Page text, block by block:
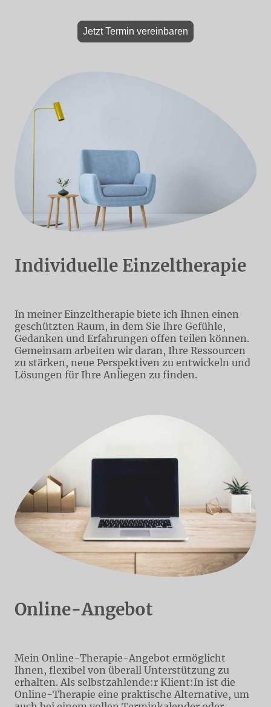
Jetzt Termin vereinbaren
Individuelle Einzeltherapie
In meiner Einzeltherapie biete ich Ihnen einen
geschützten Raum, in dem Sie Ihre Gefühle,
Gedanken und Erfahrungen offen teilen können.
Gemeinsam arbeiten wir daran, Ihre Ressourcen
zu stärken, neue Perspektiven zu entwickeln und
Lösungen für Ihre Anliegen zu finden.
Online-Angebot
Mein Online-Therapie-Angebot ermöglicht
Ihnen, flexibel von überall Unterstützung zu
erhalten. Als selbstzahlende:r Klient:In ist die
Online-Therapie eine praktische Alternative, um